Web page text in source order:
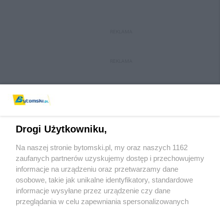
Wydawca mediów lokalnych
Drogi Użytkowniku,
Na naszej stronie bytomski.pl, my oraz naszych 1162
zaufanych partnerów uzyskujemy dostęp i przechowujemy
informacje na urządzeniu oraz przetwarzamy dane
osobowe, takie jak unikalne identyfikatory, standardowe
informacje wysyłane przez urządzenie czy dane
przeglądania w celu zapewniania spersonalizowanych